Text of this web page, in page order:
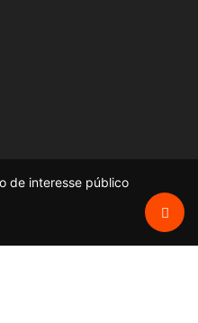
de interesse público